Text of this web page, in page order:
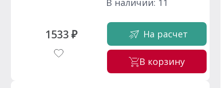
1533 ₽
В наличии: 11
На расчет
В корзину